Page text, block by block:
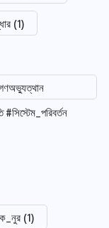
(1)
(1)